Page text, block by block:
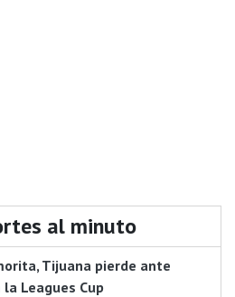
al minuto
Tijuana pierde ante
la Leagues Cup